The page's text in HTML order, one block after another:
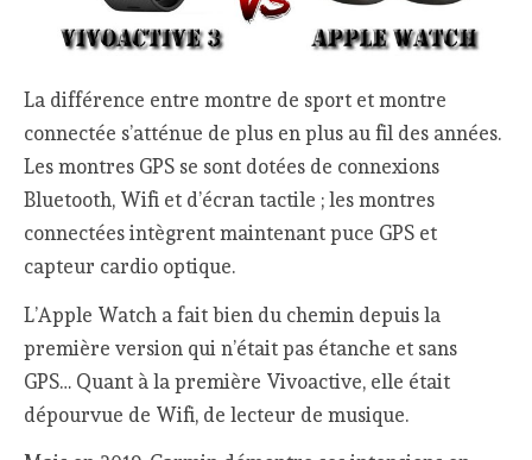
La différence entre montre de sport et montre
connectée s’atténue de plus en plus au fil des années.
Les montres GPS se sont dotées de connexions
Bluetooth, Wifi et d’écran tactile ; les montres
connectées intègrent maintenant puce GPS et
capteur cardio optique.
L’Apple Watch a fait bien du chemin depuis la
première version qui n’était pas étanche et sans
GPS… Quant à la première Vivoactive, elle était
dépourvue de Wifi, de lecteur de musique.